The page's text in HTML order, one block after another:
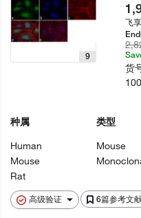
高级验证 6篇参考文
9
种属
Human
Mouse
Rat
类型
Mouse
飞
货